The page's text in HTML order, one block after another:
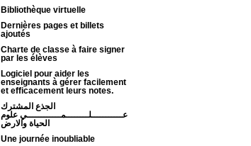
Bibliothèque virtuelle
Dernières pages et billets
ajoutés
Charte de classe à faire signer
par les élèves
Logiciel pour aider les
enseignants à gérer facilement
et efficacement leurs notes.
الجذع المشترك
عـــــــــــلــــــــمــــــــــــي علوم
الحياة والارض
Une journée inoubliable